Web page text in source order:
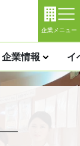
企業メニュー
企業情報 イ